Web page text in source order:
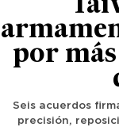
por
Seis acuerdos
precisión,